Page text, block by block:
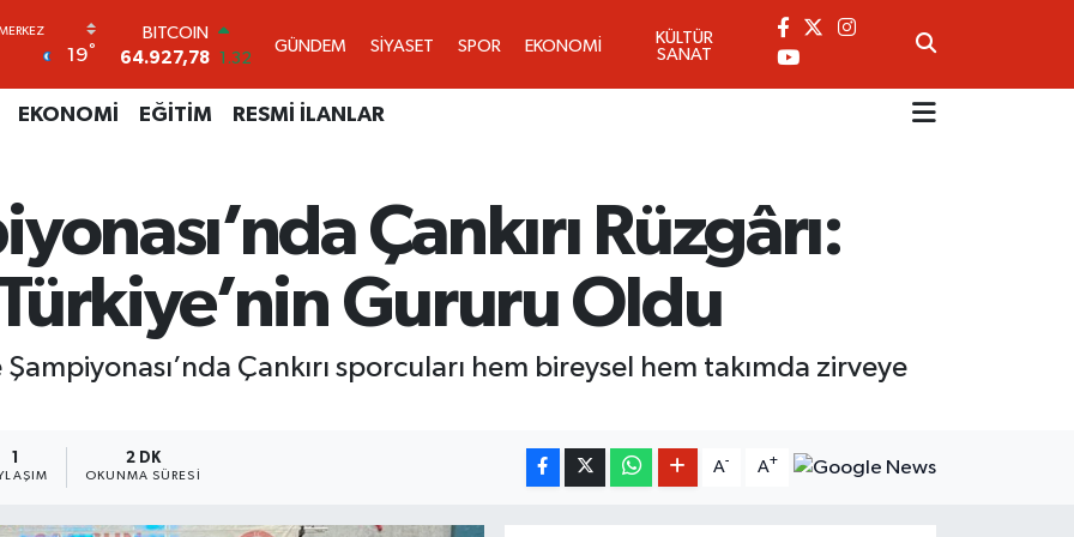
19°
DOLAR
47,5894 0.08
55,0398 -0.02
4.44
BİST100
13.703
11
64.927,78
1.32
GÜNDEM SİYASET SPOR EKONOMİ
KÜLTÜR
SANAT
EKONOMİ EĞİTİM RESMİ İLANLAR
Çankırı Rüzgârı:
Gururu Oldu
Çankırı sporcuları hem bireysel hem takımda zirveye
2 DK
OKUNMA SÜRESI
A- A+